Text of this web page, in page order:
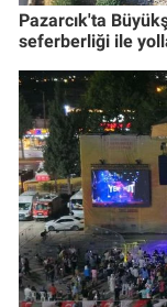
Pazarcık'ta
seferberliği ile